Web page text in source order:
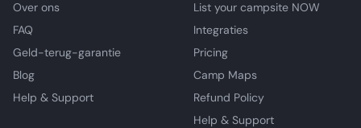
Over ons
FAQ
Geld-terug-garantie
Blog
Help & Support
List your campsite NOW
Integraties
Pricing
Camp Maps
Refund Policy
Help & Support